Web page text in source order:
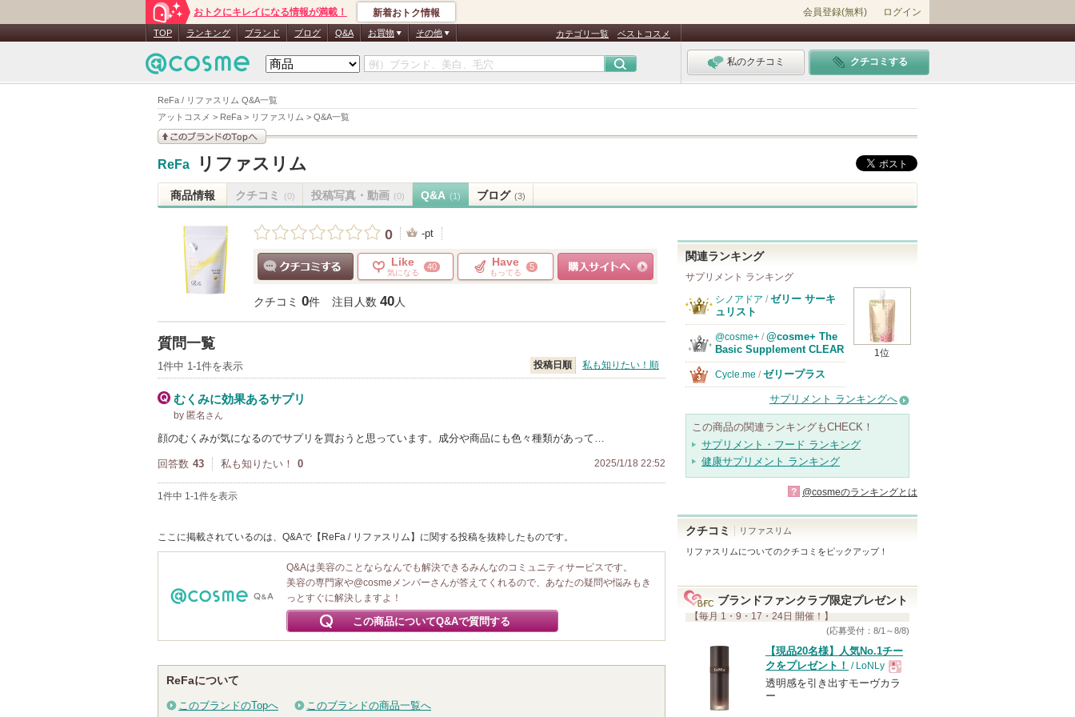
ReFa / リファスリム Q&A一覧
アットコスメ > ReFa > リファスリム > Q&A一覧
おトクにキレイになる情報が満載！ 新着おトク情報 会員登録(無料) ログイン
TOP ランキング ブランド ブログ Q&A お買物 その他 カテゴリ一覧 ベストコスメ
私のクチコミ クチコミする
このブランドの情報を
ReFa リファスリム
商品情報 クチコミ (0) 投稿写真・動画 (0) Q&A (1) ブログ (3)
0 -pt
Like
気になる
40 Have
もってる
5
クチコミ 0件 注目人数 40人
質問一覧
1件中 1-1件を表示 投稿日順 私も知りたい！順
むくみに効果あるサプリ
by 匿名 さん
顔のむくみが気になるのでサプリを買おうと思っています。成分や商品にも色々種類があって…
回答数 43 私も知りたい！ 0 2025/1/18 22:52
1件中 1-1件を表示
ここに掲載されているのは、Q&Aで【ReFa / リファスリム】に関する投稿を抜粋したものです。
Q&Aは美容のことならなんでも解決できるみんなのコミュニティサービスです。
美容の専門家や@cosmeメンバーさんが答えてくれるので、あなたの疑問や悩みもき
っとすぐに解決しますよ！
この商品についてQ&Aで質問する
ReFaについて
このブランドのTopへ このブランドの商品一覧へ
関連ランキング
サプリメント ランキング
1位
シノアドア / ゼリー サーキ
ュリスト
@cosme+ / @cosme+ The
Basic Supplement CLEAR
Cycle.me / ゼリープラス
サプリメント ランキングへ
この商品の関連ランキングもCHECK！
サプリメント・フード ランキング
健康サプリメント ランキング
? @cosmeのランキングとは
クチコミ リファスリム
リファスリムについてのクチコミをピックアップ！
ブランドファンクラブ限定プレゼント
【毎月 1・9・17・24日 開催！】
(応募受付：8/1～8/8)
【現品20名様】人気No.1チー
クをプレゼント！ / LoNLy
現
透明感を引き出すモーヴカラ
ー